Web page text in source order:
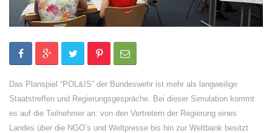
Das Planspiel “POL&IS” der Bundeswehr ist mehr als langweilige
Staatstreffen und Regierungsgespräche. Bei dieser Simulation kommt
es auf die Teilnehmer an: von den Vertretern der Regierung eines
Landes über die NGO’s und Weltpresse bis hin zur Weltbank besitzt